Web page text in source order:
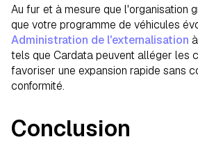
Au fur et à mesure que l'organisation
que votre programme de véhicules
Administration de l'externalisation
tels que Cardata peuvent alléger les
favoriser une expansion rapide sans
conformité.
Conclusion